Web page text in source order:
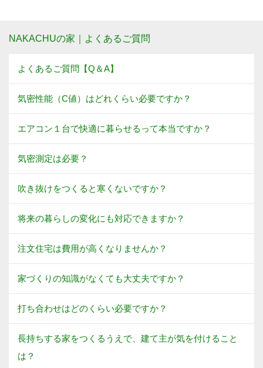
NAKACHUの家｜よくあるご質問
よくあるご質問【Q＆A】
気密性能（C値）はどれくらい必要ですか？
エアコン１台で快適に暮らせるって本当ですか？
気密測定は必要？
吹き抜けをつくると寒くないですか？
将来の暮らしの変化にも対応できますか？
注文住宅は費用が高くなりませんか？
家づくりの知識がなくても大丈夫ですか？
打ち合わせはどのくらい必要ですか？
長持ちする家をつくるうえで、建て主が気を付けること
は？